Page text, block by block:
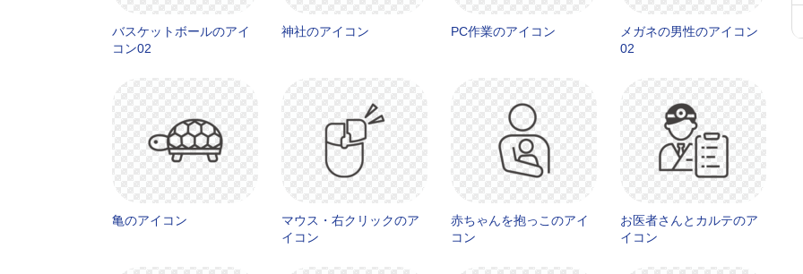
バスケットボールのアイ
コン02
神社のアイコン PC作業のアイコン
メガネの男性のアイコン
02
亀のアイコン
マウス・右クリックのア
イコン
赤ちゃんを抱っこのアイ
コン
お医者さんとカルテのア
イコン